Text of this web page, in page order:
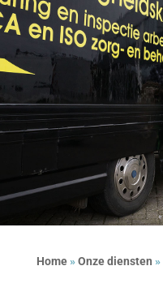
Home»Onze diensten »